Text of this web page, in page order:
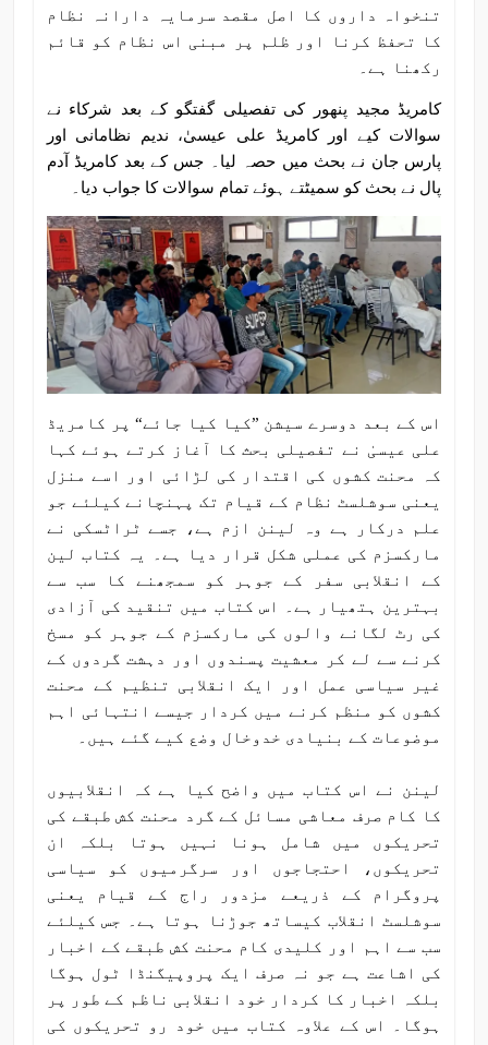
تنخواہ داروں کا اصل مقصد سرمایہ دارانہ نظام
کا تحفظ کرنا اور ظلم پر مبنی اس نظام کو قائم
رکھنا ہے۔
کامریڈ مجید پنھور کی تفصیلی گفتگو کے بعد شرکاء نے
سوالات کیے اور کامریڈ علی عیسیٰ، ندیم نظامانی اور
پارس جان نے بحث میں حصہ لیا۔ جس کے بعد کامریڈ آدم
پال نے بحث کو سمیٹتے ہوئے تمام سوالات کا جواب دیا۔
اس کے بعد دوسرے سیشن ”کیا کیا جائے“ پر کامریڈ
علی عیسیٰ نے تفصیلی بحث کا آغاز کرتے ہوئے کہا
کہ محنت کشوں کی اقتدار کی لڑائی اور اسے منزل
یعنی سوشلسٹ نظام کے قیام تک پہنچانے کیلئے جو
علم درکار ہے وہ لینن ازم ہے، جسے ٹراٹسکی نے
مارکسزم کی عملی شکل قرار دیا ہے۔ یہ کتاب لین
کے انقلابی سفر کے جوہر کو سمجھنے کا سب سے
بہترین ہتھیار ہے۔ اس کتاب میں تنقید کی آزادی
کی رٹ لگانے والوں کی مارکسزم کے جوہر کو مسخ
کرنے سے لے کر معشیت پسندوں اور دہشت گردوں کے
غیر سیاسی عمل اور ایک انقلابی تنظیم کے محنت
کشوں کو منظم کرنے میں کردار جیسے انتہائی اہم
موضوعات کے بنیادی خدوخال وضع کیے گئے ہیں۔
لینن نے اس کتاب میں واضح کیا ہے کہ انقلابیوں
کا کام صرف معاشی مسائل کے گرد محنت کش طبقے کی
تحریکوں میں شامل ہونا نہیں ہوتا بلکہ ان
تحریکوں، احتجاجوں اور سرگرمیوں کو سیاسی
پروگرام کے ذریعے مزدور راج کے قیام یعنی
سوشلسٹ انقلاب کیساتھ جوڑنا ہوتا ہے۔ جس کیلئے
سب سے اہم اور کلیدی کام محنت کش طبقے کے اخبار
کی اشاعت ہے جو نہ صرف ایک پروپیگنڈا ٹول ہوگا
بلکہ اخبار کا کردار خود انقلابی ناظم کے طور پر
ہوگا۔ اس کے علاوہ کتاب میں خود رو تحریکوں کی